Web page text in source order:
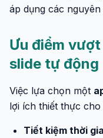
áp dụng các
Ưu điểm
slide tự động
Việc lựa chọn một
lợi ích thiết thực
Tiết kiệm thời